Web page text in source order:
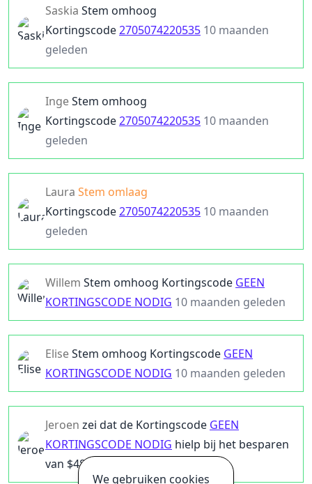
Saskia Stem omhoog
Kortingscode2705074220535 10 maanden
geleden
IngeStem omhoog
Kortingscode2705074220535 10 maanden
geleden
Laura Stem omlaag
Kortingscode2705074220535 10 maanden
geleden
Willem Stem omhoog Kortingscode GEEN
KORTINGSCODE NODIG 10 maanden geleden
EliseStem omhoog Kortingscode GEEN
KORTINGSCODE NODIG 10 maanden geleden
Jeroen zei dat de Kortingscode GEEN
KORTINGSCODE NODIG hielp bij het besparen
van $48
We gebruiken cookies